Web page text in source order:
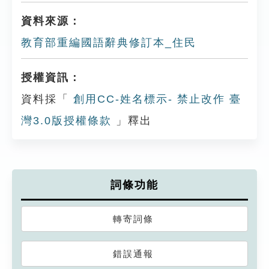
資料來源：
教育部重編國語辭典修訂本_住民
授權資訊：
資料採「
創用CC-姓名標示- 禁止改作 臺
灣3.0版授權條款
」釋出
詞條功能
轉寄詞條
錯誤通報